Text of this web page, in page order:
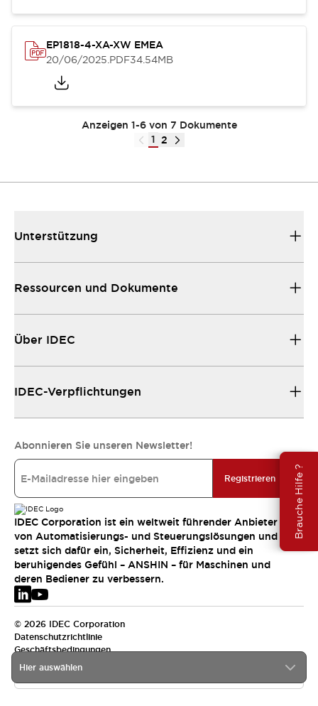
Brauche Hilfe ?
EP1818-4-XA-XW EMEA
20/06/2025.PDF34.54MB
Anzeigen 1-6 von 7 Dokumente
1 2
Hier auswählen
Unterstützung
Ressourcen und Dokumente
Über IDEC
IDEC-Verpflichtungen
Abonnieren Sie unseren Newsletter!
Registrieren
IDEC Corporation ist ein weltweit führender Anbieter
von Automatisierungs- und Steuerungslösungen und
setzt sich dafür ein, Sicherheit, Effizienz und ein
beruhigendes Gefühl – ANSHIN – für Maschinen und
deren Bediener zu verbessern.
© 2026 IDEC Corporation
Datenschutzrichtlinie
Geschäftsbedingungen
EMEA